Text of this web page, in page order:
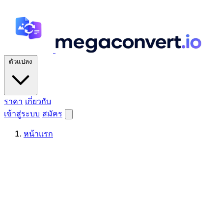
ตัวแปลง
ราคา เกี่ยวกับ
เข้าสู่ระบบ สมัคร
หน้าแรก